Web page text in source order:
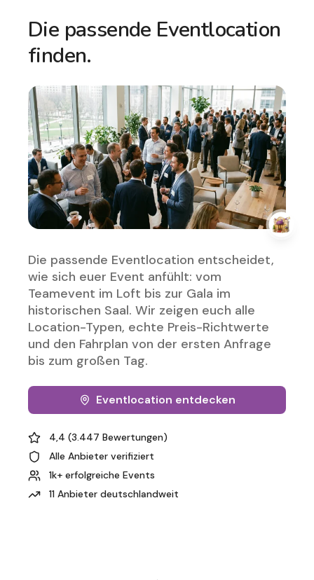
Die passende Eventlocation
finden.
Die passende Eventlocation entscheidet,
wie sich euer Event anfühlt: vom
Teamevent im Loft bis zur Gala im
historischen Saal. Wir zeigen euch alle
Location-Typen, echte Preis-Richtwerte
und den Fahrplan von der ersten Anfrage
bis zum großen Tag.
Eventlocation entdecken
4,4 (3.447 Bewertungen)
Alle Anbieter verifiziert
1k+ erfolgreiche Events
11 Anbieter deutschlandweit